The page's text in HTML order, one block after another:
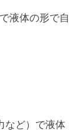
液体の形で自
など）で液体